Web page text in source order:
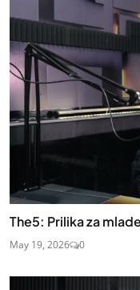
The5: Prilika za
May 19, 2026 0